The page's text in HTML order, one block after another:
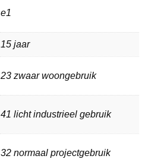
e1
15 jaar
23 zwaar woongebruik
41 licht industrieel gebruik
32 normaal projectgebruik